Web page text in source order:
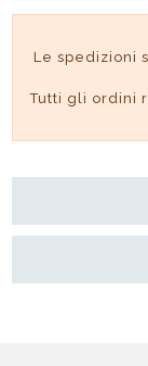
Le spedizioni
Tutti gli ordini